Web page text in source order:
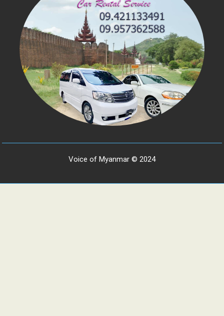
Voice of Myanmar © 2024